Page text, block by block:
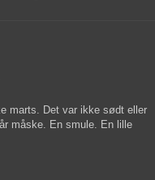
marts. Det var ikke sødt eller
måske. En smule. En lille